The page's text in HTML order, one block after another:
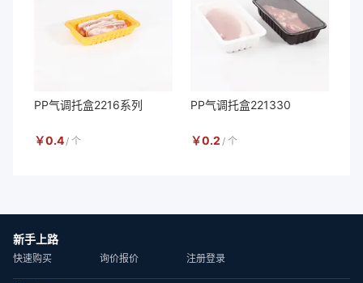
PP气调托盒2216系列
￥0.4 / 个
PP气调托盒221330
￥0.2 / 个
新手上路
快速购买 询价报价 注册登录